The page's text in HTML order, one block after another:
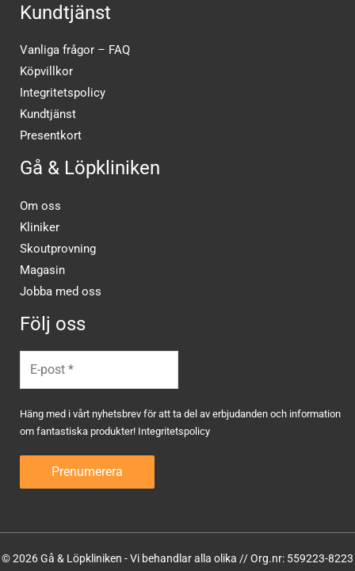
Kundtjänst
Vanliga frågor – FAQ
Köpvillkor
Integritetspolicy
Kundtjänst
Presentkort
Gå & Löpkliniken
Om oss
Kliniker
Skoutprovning
Magasin
Jobba med oss
Följ oss
Häng med i vårt nyhetsbrev för att ta del av erbjudanden och information
om fantastiska produkter! Integritetspolicy
© 2026 Gå & Löpkliniken - Vi behandlar alla olika // Org.nr: 559223-8223